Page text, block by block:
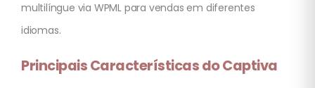
multilíngue via WPML para vendas em diferentes
idiomas.
Principais Características do Captiva